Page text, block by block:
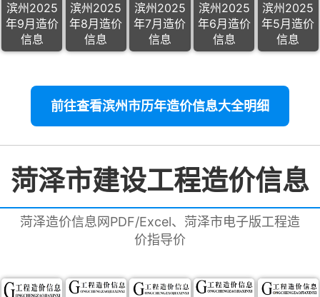
滨州2025
年9月造价
信息
滨州2025
年8月造价
信息
滨州2025
年7月造价
信息
滨州2025
年6月造价
信息
滨州2025
年5月造价
信息
前往查看滨州市历年造价信息大全明细
菏泽市建设工程造价信息
菏泽造价信息网PDF/Excel、菏泽市电子版工程造
价指导价